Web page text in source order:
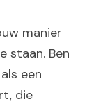
manier
staan. Ben
een
die